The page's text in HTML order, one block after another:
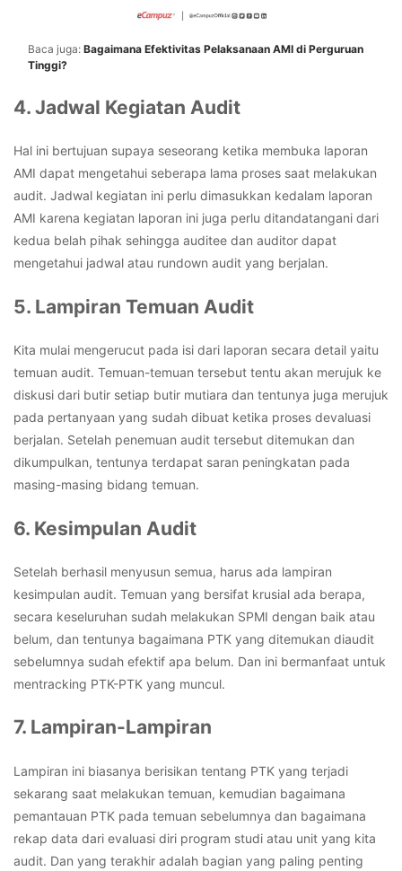
Baca juga: Bagaimana Efektivitas Pelaksanaan AMI di Perguruan
Tinggi?
4. Jadwal Kegiatan Audit
Hal ini bertujuan supaya seseorang ketika membuka laporan
AMI dapat mengetahui seberapa lama proses saat melakukan
audit. Jadwal kegiatan ini perlu dimasukkan kedalam laporan
AMI karena kegiatan laporan ini juga perlu ditandatangani dari
kedua belah pihak sehingga auditee dan auditor dapat
mengetahui jadwal atau rundown audit yang berjalan.
5. Lampiran Temuan Audit
Kita mulai mengerucut pada isi dari laporan secara detail yaitu
temuan audit. Temuan-temuan tersebut tentu akan merujuk ke
diskusi dari butir setiap butir mutiara dan tentunya juga merujuk
pada pertanyaan yang sudah dibuat ketika proses devaluasi
berjalan. Setelah penemuan audit tersebut ditemukan dan
dikumpulkan, tentunya terdapat saran peningkatan pada
masing-masing bidang temuan.
6. Kesimpulan Audit
Setelah berhasil menyusun semua, harus ada lampiran
kesimpulan audit. Temuan yang bersifat krusial ada berapa,
secara keseluruhan sudah melakukan SPMI dengan baik atau
belum, dan tentunya bagaimana PTK yang ditemukan diaudit
sebelumnya sudah efektif apa belum. Dan ini bermanfaat untuk
mentracking PTK-PTK yang muncul.
7. Lampiran-Lampiran
Lampiran ini biasanya berisikan tentang PTK yang terjadi
sekarang saat melakukan temuan, kemudian bagaimana
pemantauan PTK pada temuan sebelumnya dan bagaimana
rekap data dari evaluasi diri program studi atau unit yang kita
audit. Dan yang terakhir adalah bagian yang paling penting